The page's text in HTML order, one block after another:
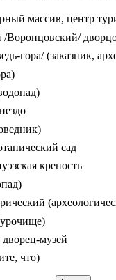
массив, центр
Воронцовский/
гора/ (заказник,
сад
крепость
музей
что)